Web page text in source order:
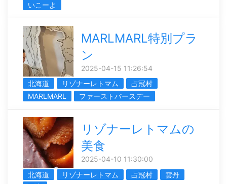
いこーよ
MARLMARL特別プラ
ン
2025-04-15 11:26:54
北海道
リゾナーレトマム
占冠村
MARLMARL
ファーストバースデー
リゾナーレトマムの
美食
2025-04-10 11:30:00
北海道
リゾナーレトマム 占冠村
雲丹